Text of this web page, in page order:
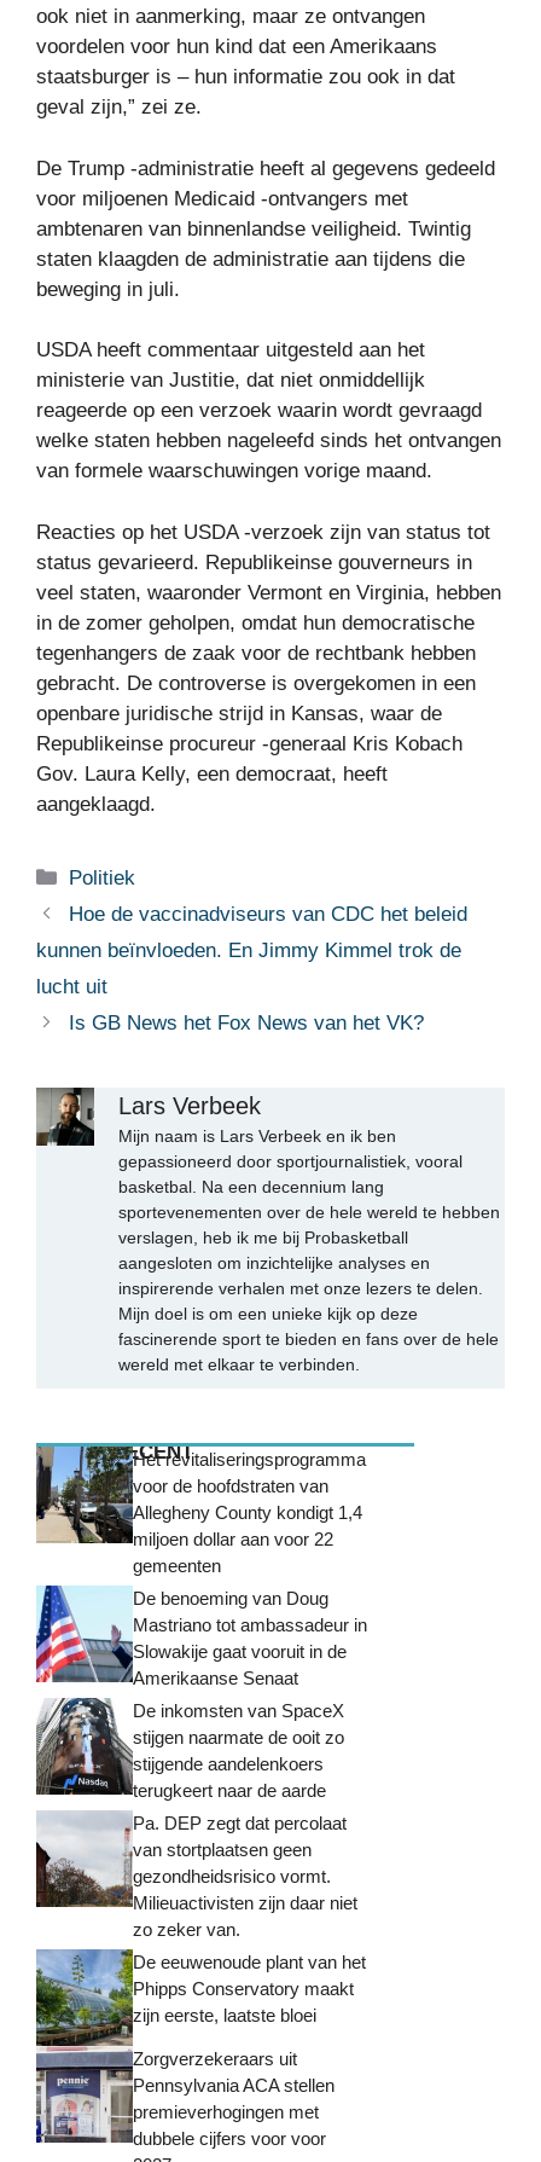
ook niet in aanmerking, maar ze ontvangen
voordelen voor hun kind dat een Amerikaans
staatsburger is – hun informatie zou ook in dat
geval zijn,” zei ze.
De Trump -administratie heeft al gegevens gedeeld
voor miljoenen Medicaid -ontvangers met
ambtenaren van binnenlandse veiligheid. Twintig
staten klaagden de administratie aan tijdens die
beweging in juli.
USDA heeft commentaar uitgesteld aan het
ministerie van Justitie, dat niet onmiddellijk
reageerde op een verzoek waarin wordt gevraagd
welke staten hebben nageleefd sinds het ontvangen
van formele waarschuwingen vorige maand.
Reacties op het USDA -verzoek zijn van status tot
status gevarieerd. Republikeinse gouverneurs in
veel staten, waaronder Vermont en Virginia, hebben
in de zomer geholpen, omdat hun democratische
tegenhangers de zaak voor de rechtbank hebben
gebracht. De controverse is overgekomen in een
openbare juridische strijd in Kansas, waar de
Republikeinse procureur -generaal Kris Kobach
Gov. Laura Kelly, een democraat, heeft
aangeklaagd.
Categorieën
Politiek
Hoe de vaccinadviseurs van CDC het beleid
kunnen beïnvloeden. En Jimmy Kimmel trok de
lucht uit
Is GB News het Fox News van het VK?
Lars Verbeek
Mijn naam is Lars Verbeek en ik ben
gepassioneerd door sportjournalistiek, vooral
basketbal. Na een decennium lang
sportevenementen over de hele wereld te hebben
verslagen, heb ik me bij Probasketball
aangesloten om inzichtelijke analyses en
inspirerende verhalen met onze lezers te delen.
Mijn doel is om een unieke kijk op deze
fascinerende sport te bieden en fans over de hele
wereld met elkaar te verbinden.
MEEST RECENTHet revitaliseringsprogramma
voor de hoofdstraten van
Allegheny County kondigt 1,4
miljoen dollar aan voor 22
gemeenten
De benoeming van Doug
Mastriano tot ambassadeur in
Slowakije gaat vooruit in de
Amerikaanse Senaat
De inkomsten van SpaceX
stijgen naarmate de ooit zo
stijgende aandelenkoers
terugkeert naar de aarde
Pa. DEP zegt dat percolaat
van stortplaatsen geen
gezondheidsrisico vormt.
Milieuactivisten zijn daar niet
zo zeker van.
De eeuwenoude plant van het
Phipps Conservatory maakt
zijn eerste, laatste bloei
Zorgverzekeraars uit
Pennsylvania ACA stellen
premieverhogingen met
dubbele cijfers voor voor